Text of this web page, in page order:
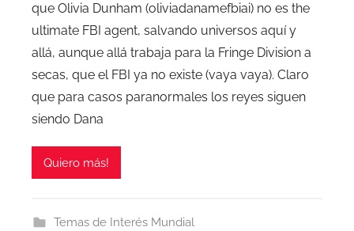
que Olivia Dunham (oliviadanamefbiai) no es the
ultimate FBI agent, salvando universos aquí y
allá, aunque allá trabaja para la Fringe Division a
secas, que el FBI ya no existe (vaya vaya). Claro
que para casos paranormales los reyes siguen
siendo Dana
Quiero más!
Temas de Interés Mundial